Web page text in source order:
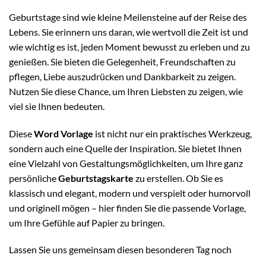
Geburtstage sind wie kleine Meilensteine auf der Reise des
Lebens. Sie erinnern uns daran, wie wertvoll die Zeit ist und
wie wichtig es ist, jeden Moment bewusst zu erleben und zu
genießen. Sie bieten die Gelegenheit, Freundschaften zu
pflegen, Liebe auszudrücken und Dankbarkeit zu zeigen.
Nutzen Sie diese Chance, um Ihren Liebsten zu zeigen, wie
viel sie Ihnen bedeuten.
DieseWord Vorlage ist nicht nur ein praktisches Werkzeug,
sondern auch eine Quelle der Inspiration. Sie bietet Ihnen
eine Vielzahl von Gestaltungsmöglichkeiten, um Ihre ganz
persönlicheGeburtstagskarte zu erstellen. Ob Sie es
klassisch und elegant, modern und verspielt oder humorvoll
und originell mögen – hier finden Sie die passende Vorlage,
um Ihre Gefühle auf Papier zu bringen.
Lassen Sie uns gemeinsam diesen besonderen Tag noch